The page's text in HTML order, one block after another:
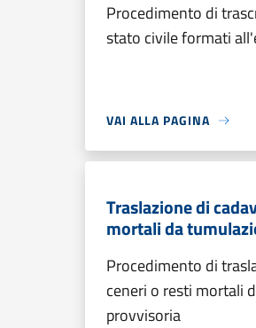
Procedimento di
stato civile formati
VAI ALLA PAGINA
Traslazione di
mortali da
Procedimento di
ceneri o resti mortali
provvisoria